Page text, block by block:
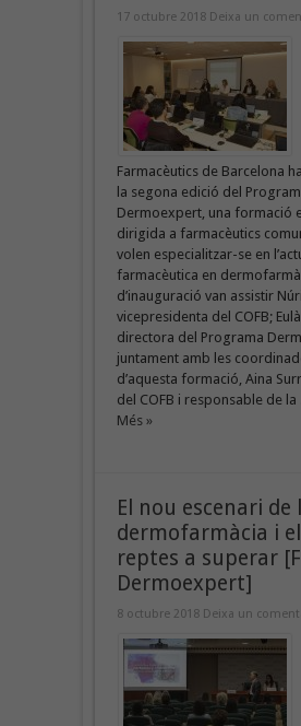
17 octubre 2018 Deixa un
Farmacèutics de Barcelona
la segona edició del
Dermoexpert, una formació
dirigida a farmacèutics
volen especialitzar-se en
farmacèutica en
d’inauguració van assistir
vicepresidenta del COFB;
directora del Programa
juntament amb les
d’aquesta formació, Aina
del COFB i responsable de la
Més »
El nou escenari de
dermofarmàcia i
reptes a superar
Dermoexpert]
8 octubre 2018 Deixa un